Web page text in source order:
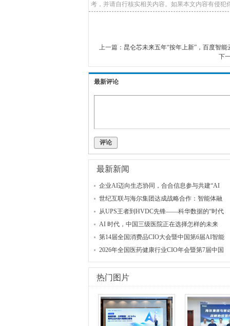
考，并请自行核实相关内容。如果本文内容有侵犯
上一篇： 昆仑芯未来五年“按年上新”，百度智
下
最新评论
评论
最新新闻
企业AI迈向生态协同，合合信息参与共建“AI
世纪互联与海尔集团达成战略合作：智能体融
从UPS王者到HVDC先锋——科华数据的“时代
AI 时代，中国三级医院正在选择怎样的未来
第14届全国消费品CIO大会暨中国第6届AI智能
2026年全国医药健康行业CIO年会暨第7届中国
热门图片